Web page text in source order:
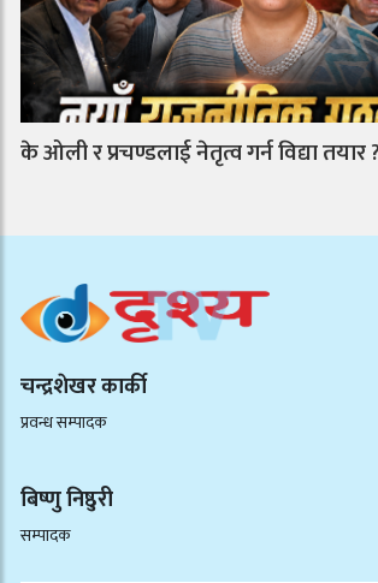
के ओली र प्रचण्डलाई नेतृत्व गर्न विद्या तयार
चन्द्रशेखर कार्की
प्रवन्ध सम्पादक
बिष्णु निष्ठुरी
सम्पादक